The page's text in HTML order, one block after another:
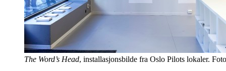
The Word’s Head, installasjonsbilde fra Oslo Pilots lokaler.